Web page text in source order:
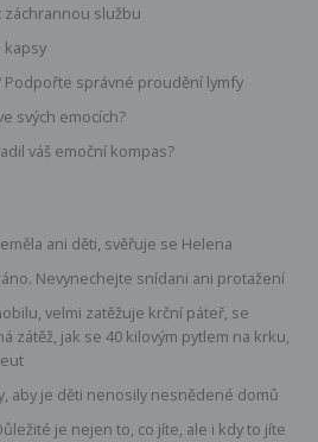
záchrannou službu
kapsy
Podpořte správné proudění lymfy
svých emocích?
váš emoční kompas?
ani děti, svěřuje se Helena
Nevynechejte snídani ani protažení
velmi zatěžuje krční páteř, se
zátěž, jak se 40 kilovým pytlem na krku,
aby je děti nenosily nesnědené domů
je nejen to, co jíte, ale i kdy to jíte